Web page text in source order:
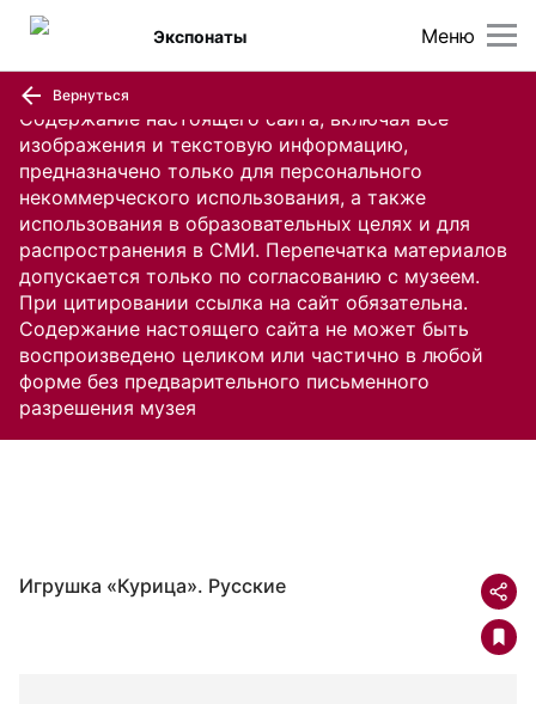
Содержание настоящего сайта, включая все
изображения и текстовую информацию,
предназначено только для персонального
некоммерческого использования, а также
использования в образовательных целях и для
распространения в СМИ. Перепечатка материалов
допускается только по согласованию с музеем.
При цитировании ссылка на сайт обязательна.
Содержание настоящего сайта не может быть
воспроизведено целиком или частично в любой
форме без предварительного письменного
разрешения музея
Меню
Экспонаты
Вернуться
Игрушка «Курица». Русские